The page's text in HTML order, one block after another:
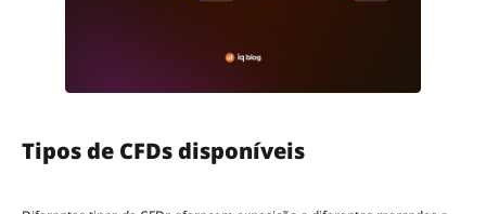
Tipos de CFDs disponíveis